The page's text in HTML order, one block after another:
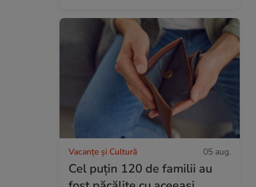
Vacanțe și Cultură 05 aug.
Cel puțin 120 de familii au